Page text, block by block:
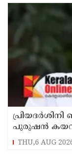
പുരുഷൻ
എംഎൻ
THU,6 AUG